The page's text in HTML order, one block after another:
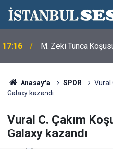
17:16 M. Zeki Tunca
Anasayfa SPOR
Vural
Galaxy kazandı
Vural C. Çakım
Galaxy kazandı